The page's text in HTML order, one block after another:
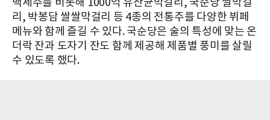
백세주를 비롯해 1000억 유산균막걸리, 국순당 쌀막걸
리, 박봉담 쌀쌀막걸리 등 4종의 전통주를 다양한 뷔페
메뉴와 함께 즐길 수 있다. 국순당은 술의 특성에 맞는 온
더락 잔과 도자기 잔도 함께 제공해 제품별 풍미를 살릴
수 있도록 했다.